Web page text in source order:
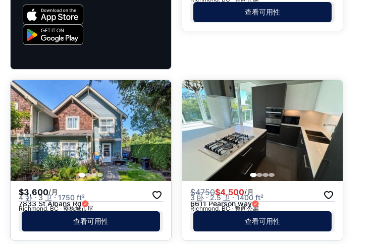
查看可用性
$3,600/月
4 卧 · 3 卫 · 1750 ft²
7833 St Albans Rd
Richmond, BC · 整栋城市屋
查看可用性
$4750$4,500/月
3 卧 · 2.5 卫 · 1400 ft²
6611 Pearson way
Richmond, BC · 整间公寓
查看可用性